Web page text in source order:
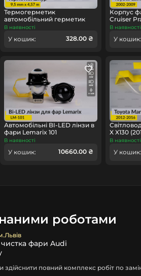
Термогерметик
автомобільний герметик
для фар Orgavyl Оргавіл
В наявності
У кошик: 328.00 ₴
Корпус
Cruiser
2009)
В наявності
У кошик:
Автомобільні BI-LED лінзи в
фари Lemarix 101
В наявності
У кошик: 10660.00 ₴
X X130
довгий
В наявності
У кошик:
роботами
чистка фари Audi
повний комплекс робіт по